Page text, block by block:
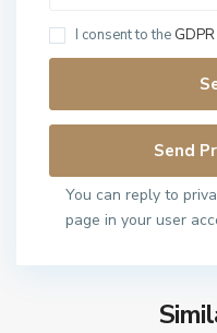
I consent to the
You can reply to
page in your user